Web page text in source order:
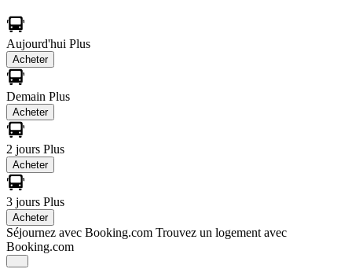
Aujourd'hui Plus
Acheter
Demain Plus
Acheter
2 jours Plus
Acheter
3 jours Plus
Acheter
Séjournez avec Booking.com Trouvez un logement avec
Booking.com